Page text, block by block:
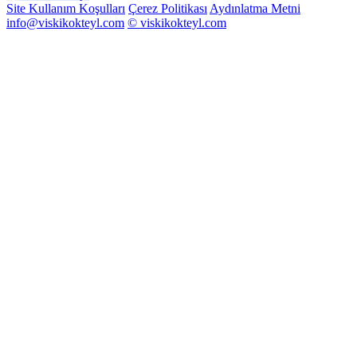
Site Kullanım Koşulları Çerez Politikası Aydınlatma Metni
info@viskikokteyl.com © viskikokteyl.com